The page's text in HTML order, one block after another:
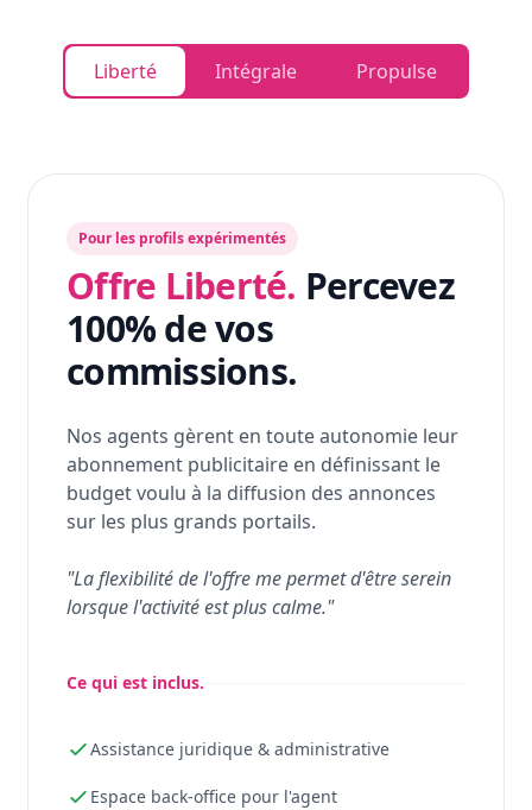
Liberté Intégrale Propulse
Pour les profils expérimentés
Offre Liberté. Percevez
100% de vos
commissions.
Nos agents gèrent en toute autonomie leur
abonnement publicitaire en définissant le
budget voulu à la diffusion des annonces
sur les plus grands portails.
"La flexibilité de l'offre me permet d'être serein
lorsque l'activité est plus calme."
Ce qui est inclus.
Assistance juridique & administrative
Espace back-office pour l'agent